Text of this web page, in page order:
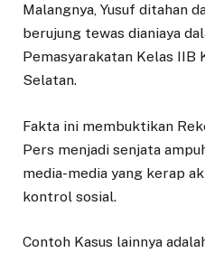
Malangnya, Yusuf ditahan
berujung tewas dianiaya
Pemasyarakatan Kelas IIB
Selatan.
Fakta ini membuktikan
Pers menjadi senjata
media-media yang kerap
kontrol sosial.
Contoh Kasus lainnya